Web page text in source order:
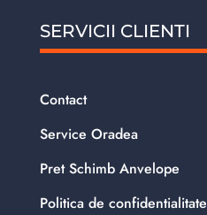
SERVICII CLIENTI
Contact
Service Oradea
Pret Schimb Anvelope
Politica de confidentialitate